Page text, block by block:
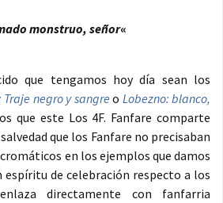
monstruo, señor«
que tengamos hoy día sean los
negro y sangre o Lobezno: blanco,
que este Los 4F. Fanfare comparte
que los Fanfare no precisaban
en los ejemplos que damos
espíritu de celebración respecto a los
directamente con fanfarria